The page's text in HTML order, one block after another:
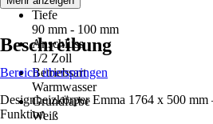
Tiefe
90 mm - 100 mm
Anschluss
1/2 Zoll
Betriebsart
Warmwasser
Grundfarbe
Weiß
Beschreibung
Bereich überspringen
Designheizkörper Emma 1764 x 500
Funktion